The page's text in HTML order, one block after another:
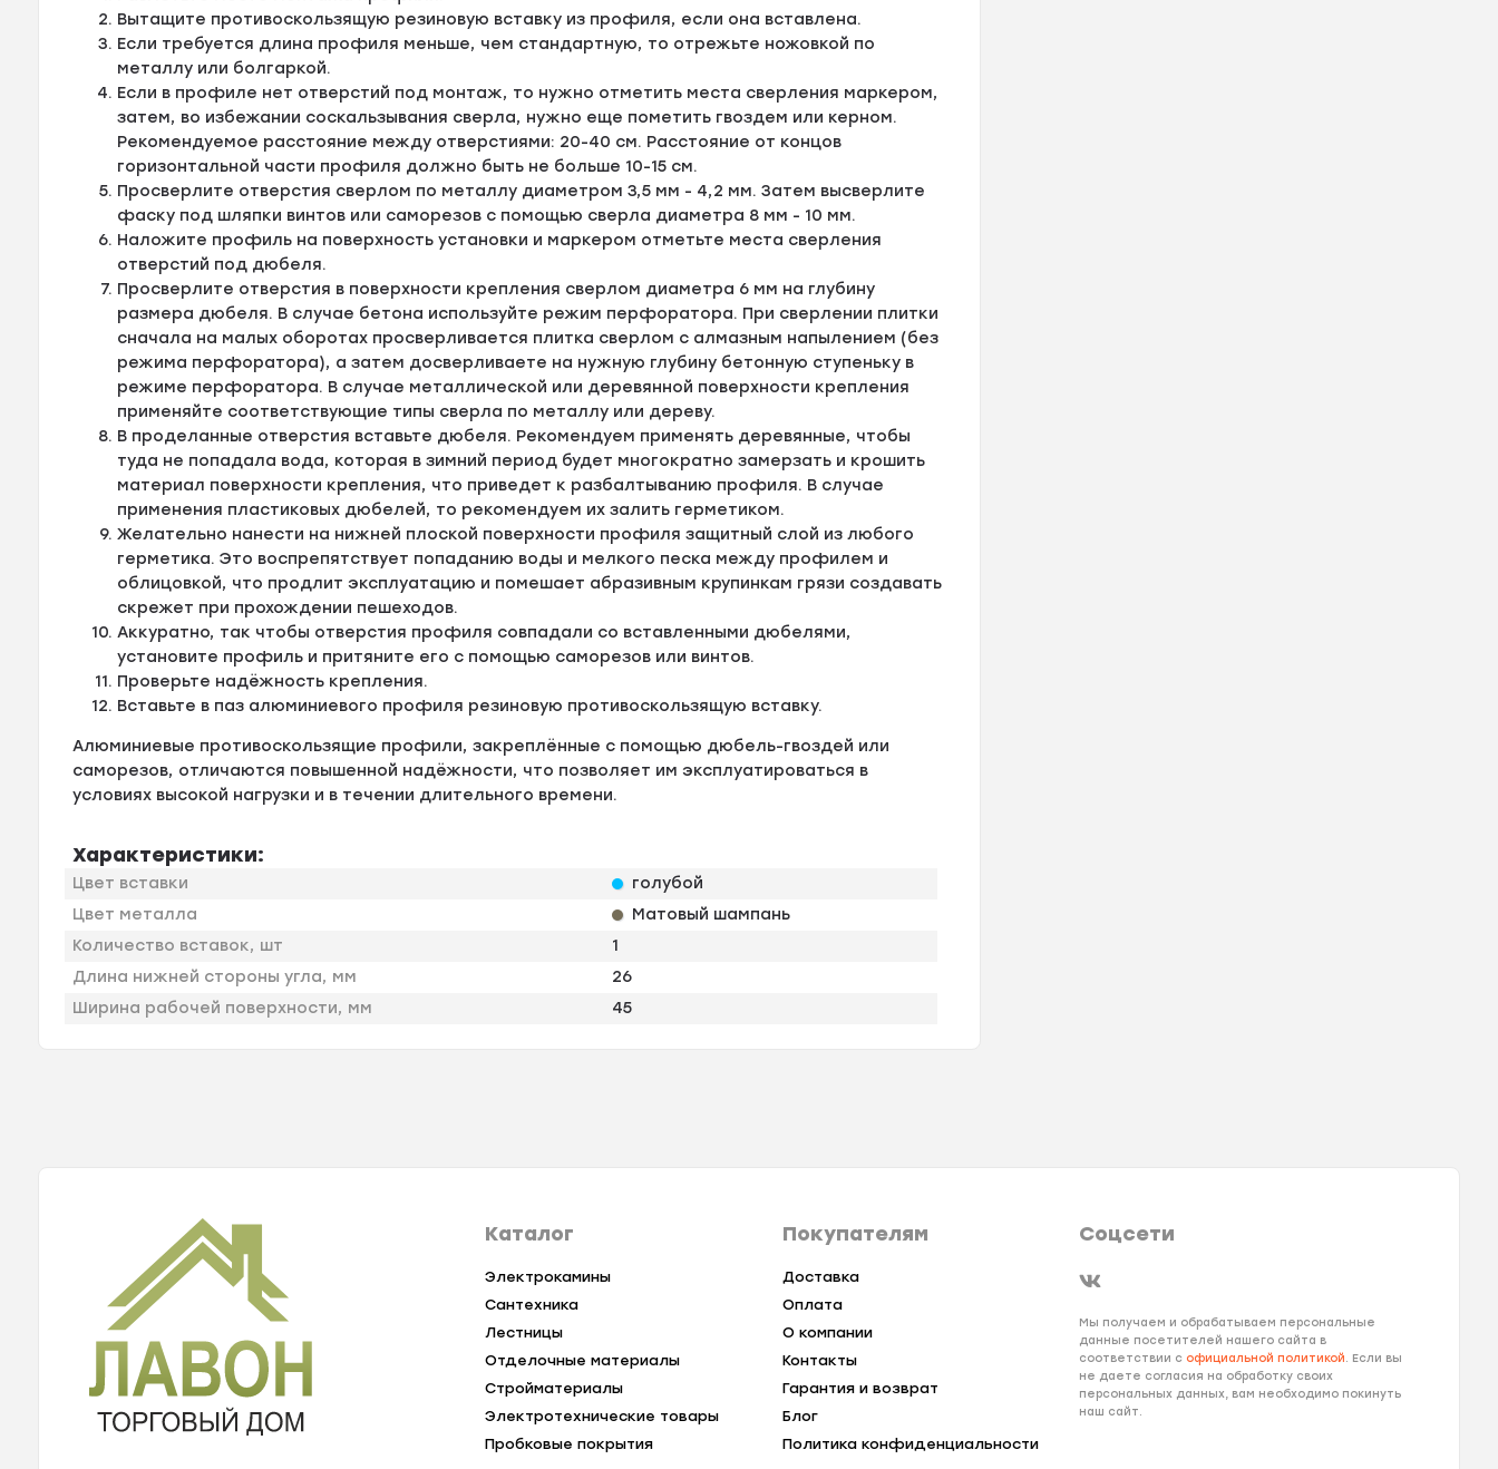
Вытащите противоскользящую резиновую вставку из профиля, если она вставлена.
Если требуется длина профиля меньше, чем стандартную, то отрежьте ножовкой по
металлу или болгаркой.
Если в профиле нет отверстий под монтаж, то нужно отметить места сверления маркером,
затем, во избежании соскальзывания сверла, нужно еще пометить гвоздем или керном.
Рекомендуемое расстояние между отверстиями: 20-40 см. Расстояние от концов
горизонтальной части профиля должно быть не больше 10-15 см.
Просверлите отверстия сверлом по металлу диаметром 3,5 мм - 4,2 мм. Затем высверлите
фаску под шляпки винтов или саморезов с помощью сверла диаметра 8 мм - 10 мм.
Наложите профиль на поверхность установки и маркером отметьте места сверления
отверстий под дюбеля.
Просверлите отверстия в поверхности крепления сверлом диаметра 6 мм на глубину
размера дюбеля. В случае бетона используйте режим перфоратора. При сверлении плитки
сначала на малых оборотах просверливается плитка сверлом с алмазным напылением (без
режима перфоратора), а затем досверливаете на нужную глубину бетонную ступеньку в
режиме перфоратора. В случае металлической или деревянной поверхности крепления
применяйте соответствующие типы сверла по металлу или дереву.
В проделанные отверстия вставьте дюбеля. Рекомендуем применять деревянные, чтобы
туда не попадала вода, которая в зимний период будет многократно замерзать и крошить
материал поверхности крепления, что приведет к разбалтыванию профиля. В случае
применения пластиковых дюбелей, то рекомендуем их залить герметиком.
Желательно нанести на нижней плоской поверхности профиля защитный слой из любого
герметика. Это воспрепятствует попаданию воды и мелкого песка между профилем и
облицовкой, что продлит эксплуатацию и помешает абразивным крупинкам грязи создавать
скрежет при прохождении пешеходов.
Аккуратно, так чтобы отверстия профиля совпадали со вставленными дюбелями,
установите профиль и притяните его с помощью саморезов или винтов.
Проверьте надёжность крепления.
Вставьте в паз алюминиевого профиля резиновую противоскользящую вставку.
Алюминиевые противоскользящие профили, закреплённые с помощью дюбель-гвоздей или
саморезов, отличаются повышенной надёжности, что позволяет им эксплуатироваться в
условиях высокой нагрузки и в течении длительного времени.
Характеристики:
Цвет вставки
голубой
Цвет металла
Матовый шампань
Количество вставок, шт
1
Длина нижней стороны угла, мм
26
Ширина рабочей поверхности, мм
45
Каталог
Электрокамины
Сантехника
Лестницы
Отделочные материалы
Стройматериалы
Электротехнические товары
Пробковые покрытия
Покупателям
Доставка
Оплата
О компании
Контакты
Гарантия и возврат
Блог
Политика конфиденциальности
Соцсети
Мы получаем и обрабатываем персональные
данные посетителей нашего сайта в
соответствии с официальной политикой. Если вы
не даете согласия на обработку своих
персональных данных, вам необходимо покинуть
наш сайт.